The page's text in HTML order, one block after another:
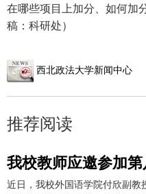
在哪些项目上加分、如何加
稿：科研处）
西北政法大学新闻中心
推荐阅读
近日，我校外国语学院付欣副教